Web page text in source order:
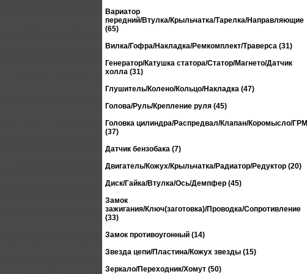
Вариатор
передний/Втулка/Крыльчатка/Тарелка/Направляющие
(65)
Вилка/Гофра/Накладка/Ремкомплект/Траверса (31)
Генератор/Катушка статора/Статор/Магнето/Датчик
холла (31)
Глушитель/Колено/Кольцо/Накладка (47)
Голова/Руль/Крепление руля (45)
Головка цилиндра/Распредвал/Клапан/Коромысло/ГРМ
(37)
Датчик бензобака (7)
Двигатель/Кожух/Крыльчатка/Радиатор/Редуктор (20)
Диск/Гайка/Втулка/Ось/Демпфер (45)
Замок
зажигания/Ключ(заготовка)/Проводка/Сопротивление
(33)
Замок противоугонный (14)
Звезда цепи/Пластина/Кожух звезды (15)
Зеркало/Переходник/Хомут (50)